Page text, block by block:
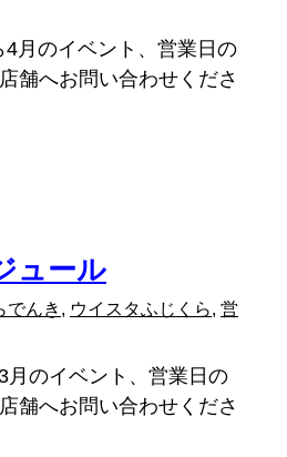
月のイベント、営業日の
舗へお問い合わせくださ
ュール
でんき , ウイスタふじくら, 営
のイベント、営業日の
舗へお問い合わせくださ